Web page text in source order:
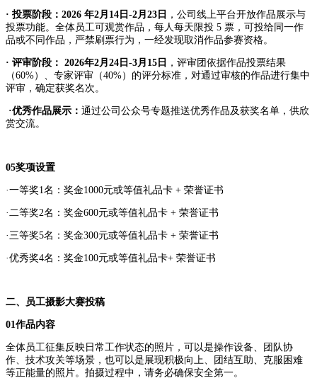
· 投票阶段：2026 年2月14日-2月23日 ，公司线上平台开放作品展示与
投票功能。全体员工可观赏作品，每人每天限投 5 票，可投给同一作
品或不同作品，严禁刷票行为，一经发现取消作品参赛资格。
· 评审阶段： 2026年2月24日-3月15日 ，评审团依据作品投票结果
（60%）、专家评审（40%）的评分标准，对通过审核的作品进行集中
评审，确定获奖名次。
·优秀作品展示： 通过公司公众号专题推送优秀作品及获奖名单，供欣
赏交流。
05奖项设置
·一等奖1名：奖金1000元或等值礼品卡 + 荣誉证书
·二等奖2名：奖金600元或等值礼品卡 + 荣誉证书
·三等奖5名：奖金300元或等值礼品卡 + 荣誉证书
·优秀奖4名：奖金100元或等值礼品卡+ 荣誉证书
二、 员工摄影大赛投稿
01作品内容
全体员工征集反映日常工作状态的照片，可以是操作设备、团队协
作、技术攻关等场景，也可以是展现积极向上、团结互助、克服困难
等正能量的照片。拍摄过程中，请务必确保安全第一。